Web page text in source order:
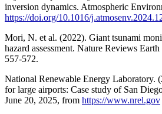
inversion dynamics. Atmospheric
https://doi.org/10.1016/
Mori, N. et al. (2022). Giant tsunami
hazard assessment. Nature Reviews
557-572.
National Renewable Energy Laboratory.
for large airports: Case study of San
June 20, 2025, from https://www.nrel.gov